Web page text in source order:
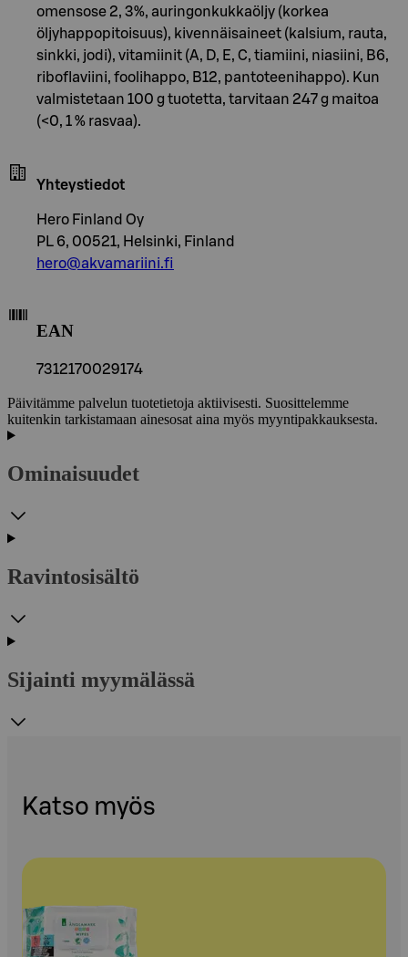
omensose 2, 3%, auringonkukkaöljy (korkea
öljyhappopitoisuus), kivennäisaineet (kalsium, rauta,
sinkki, jodi), vitamiinit (A, D, E, C, tiamiini, niasiini, B6,
riboflaviini, foolihappo, B12, pantoteenihappo). Kun
valmistetaan 100 g tuotetta, tarvitaan 247 g maitoa
(<0, 1 % rasvaa).
Yhteystiedot
Hero Finland Oy
PL 6, 00521, Helsinki, Finland
hero@akvamariini.fi
EAN
7312170029174
Päivitämme palvelun tuotetietoja aktiivisesti. Suosittelemme
kuitenkin tarkistamaan ainesosat aina myös myyntipakkauksesta.
Ominaisuudet
Ravintosisältö
Sijainti myymälässä
Katso myös